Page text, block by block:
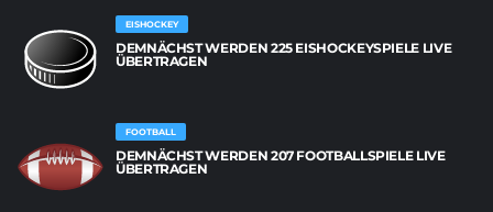
EISHOCKEY
DEMNÄCHST WERDEN 225 EISHOCKEYSPIELE LIVE
ÜBERTRAGEN
FOOTBALL
DEMNÄCHST WERDEN 207 FOOTBALLSPIELE LIVE
ÜBERTRAGEN